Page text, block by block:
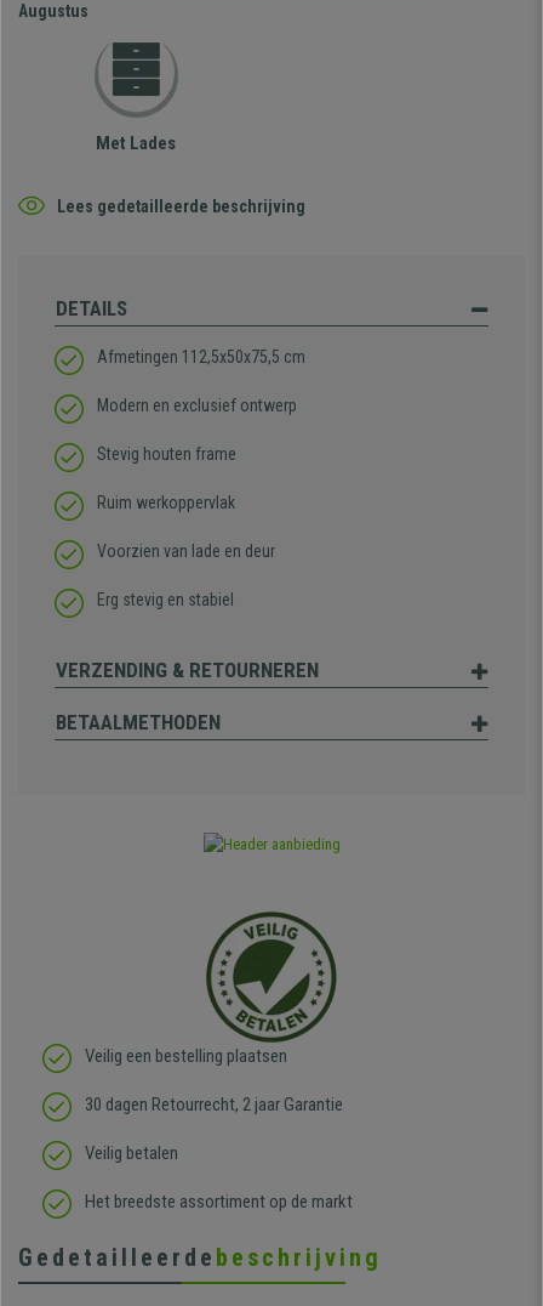
Augustus
Met Lades
Lees gedetailleerde beschrijving
DETAILS
Afmetingen 112,5x50x75,5 cm
Modern en exclusief ontwerp
Stevig houten frame
Ruim werkoppervlak
Voorzien van lade en deur
Erg stevig en stabiel
VERZENDING & RETOURNEREN
BETAALMETHODEN
Veilig een bestelling plaatsen
30 dagen Retourrecht, 2 jaar Garantie
Veilig betalen
Het breedste assortiment op de markt
Gedetailleerde beschrijving